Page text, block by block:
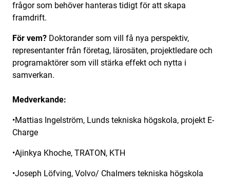
frågor som behöver hanteras tidigt för att skapa
framdrift.
För vem? Doktorander som vill få nya perspektiv,
representanter från företag, lärosäten, projektledare och
programaktörer som vill stärka effekt och nytta i
samverkan.
Medverkande:
•Mattias Ingelström, Lunds tekniska högskola, projekt E-
Charge
•Ajinkya Khoche, TRATON, KTH
•Joseph Löfving, Volvo/ Chalmers tekniska högskola